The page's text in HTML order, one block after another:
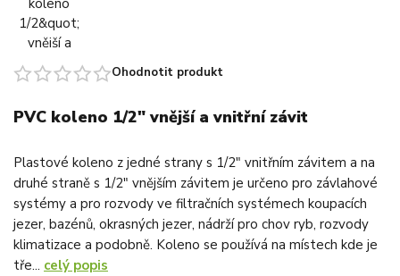
Ohodnotit produkt
PVC koleno 1/2" vnější a vnitřní závit
Plastové koleno z jedné strany s 1/2" vnitřním závitem a na
druhé straně s 1/2" vnějším závitem je určeno pro závlahové
systémy a pro rozvody ve filtračních systémech koupacích
jezer, bazénů, okrasných jezer, nádrží pro chov ryb, rozvody
klimatizace a podobně. Koleno se používá na místech kde je
tře... celý popis